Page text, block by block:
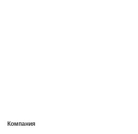
Компания